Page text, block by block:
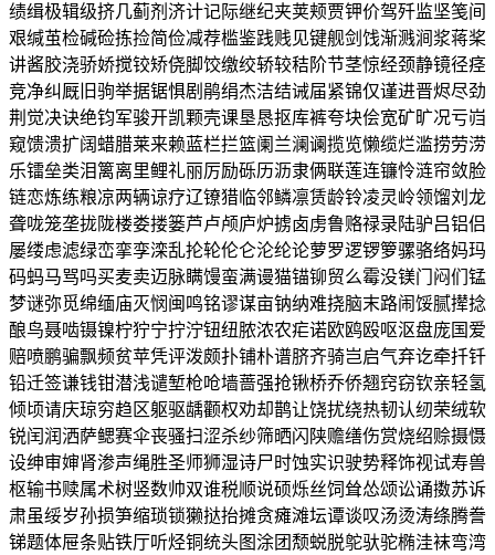
绩缉极辑级挤几蓟剂济计记际继纪夹荚颊贾钾价驾歼监坚笺间
艰缄茧检碱硷拣捡简俭减荐槛鉴践贱见键舰剑饯渐溅涧浆蒋桨
讲酱胶浇骄娇搅铰矫侥脚饺缴绞轿较秸阶节茎惊经颈静镜径痉
竞净纠厩旧驹举据锯惧剧鹃绢杰洁结诫届紧锦仅谨进晋烬尽劲
荆觉决诀绝钧军骏开凯颗壳课垦恳抠库裤夸块侩宽矿旷况亏岿
窥馈溃扩阔蜡腊莱来赖蓝栏拦篮阑兰澜谰揽览懒缆烂滥捞劳涝
乐镭垒类泪篱离里鲤礼丽厉励砾历沥隶俩联莲连镰怜涟帘敛脸
链恋炼练粮凉两辆谅疗辽镣猎临邻鳞凛赁龄铃凌灵岭领馏刘龙
聋咙笼垄拢陇楼娄搂篓芦卢颅庐炉掳卤虏鲁赂禄录陆驴吕铝侣
屡缕虑滤绿峦挛孪滦乱抡轮伦仑沦纶论萝罗逻锣箩骡骆络妈玛
码蚂马骂吗买麦卖迈脉瞒馒蛮满谩猫锚铆贸么霉没镁门闷们锰
梦谜弥觅绵缅庙灭悯闽鸣铭谬谋亩钠纳难挠脑末路闹馁腻撵捻
酿鸟聂啮镊镍柠狞宁拧泞钮纽脓浓农疟诺欧鸥殴呕沤盘庞国爱
赔喷鹏骗飘频贫苹凭评泼颇扑铺朴谱脐齐骑岂启气弃讫牵扦钎
铅迁签谦钱钳潜浅谴堑枪呛墙蔷强抢锹桥乔侨翘窍窃钦亲轻氢
倾顷请庆琼穷趋区躯驱龋颧权劝却鹊让饶扰绕热韧认纫荣绒软
锐闰润洒萨鳃赛伞丧骚扫涩杀纱筛晒闪陕赡缮伤赏烧绍赊摄慑
设绅审婶肾渗声绳胜圣师狮湿诗尸时蚀实识驶势释饰视试寿兽
枢输书赎属术树竖数帅双谁税顺说硕烁丝饲耸怂颂讼诵擞苏诉
肃虽绥岁孙损笋缩琐锁獭挞抬摊贪瘫滩坛谭谈叹汤烫涛绦腾誊
锑题体屉条贴铁厅听烃铜统头图涂团颓蜕脱鸵驮驼椭洼袜弯湾